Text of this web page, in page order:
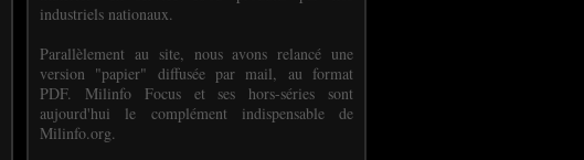
industriels nationaux.
Parallèlement au site, nous avons relancé une
version "papier" diffusée par mail, au format
PDF. Milinfo Focus et ses hors-séries sont
aujourd'hui le complément indispensable de
Milinfo.org.